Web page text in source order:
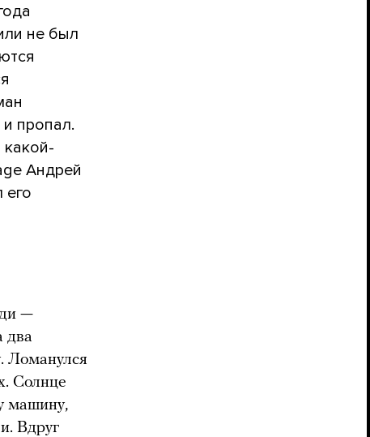
не был
пропал.
Андрей
его
—
два
Ломанулся
Солнце
машину,
Вдруг